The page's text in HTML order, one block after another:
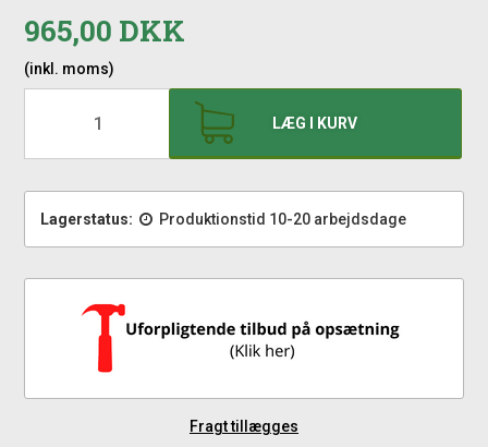
965,00 DKK
(inkl. moms)
LÆG I KURV
Lagerstatus: Produktionstid 10-20 arbejdsdage
Fragt tillægges